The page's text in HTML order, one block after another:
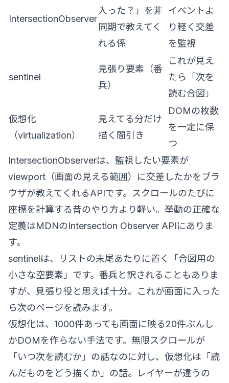
IntersectionObserver
入った？」を非
同期で教えてく
れる係
イベントよ
り軽く交差
を監視
sentinel
見張り要素（番
兵）
これが見え
たら「次を
読む合図」
仮想化
（virtualization）
見えてる分だけ
描く間引き
DOMの枚数
を一定に保
つ
IntersectionObserverは、監視したい要素が
viewport（画面の見える範囲）に交差したかをブラ
ウザが教えてくれるAPIです。スクロールのたびに
座標を計算する昔のやり方より軽い。挙動の正確な
定義はMDNのIntersection Observer APIにありま
す。
sentinelは、リストの末尾あたりに置く「合図用の
小さな空要素」です。番兵と訳されることもありま
すが、見張り役と思えば十分。これが画面に入った
ら次のページを読みます。
仮想化は、1000件あっても画面に映る20件ぶんし
かDOMを作らない手法です。無限スクロールが
「いつ次を読むか」の話なのに対し、仮想化は「読
んだものをどう描くか」の話。レイヤーが違うの